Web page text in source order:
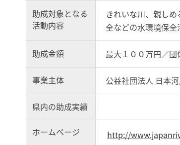
助成対象となる
活動内容
きれいな川、親し
全などの水環境保全
助成金額 最大１００万円／団
事業主体 公益社団法人 日本
県内の助成実績
ホームページ http://